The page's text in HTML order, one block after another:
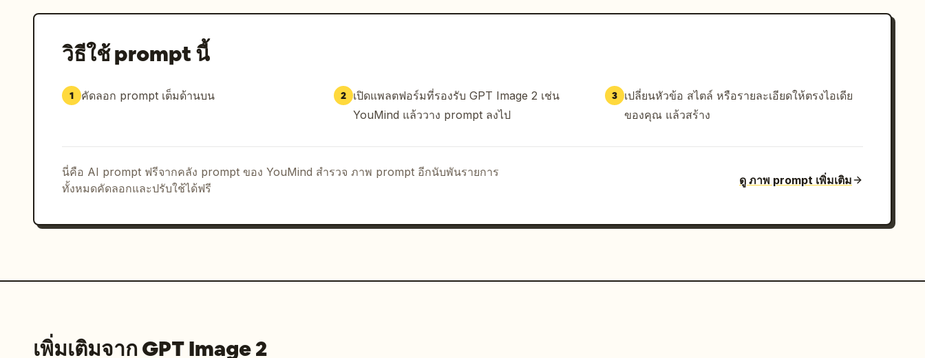
วิธีใช้ prompt นี้
1 คัดลอก prompt เต็มด้านบน 2 เปิดแพลตฟอร์มที่รองรับ GPT Image 2 เช่น
YouMind แล้ววาง prompt ลงไป
3
เปลี่ยนหัวข้อ สไตล์ หรือรายละเอียดให้ตรงไอเดีย
ของคุณ แล้วสร้าง
นี่คือ AI prompt ฟรีจากคลัง prompt ของ YouMind สำรวจ ภาพ prompt อีกนับพันรายการ
ทั้งหมดคัดลอกและปรับใช้ได้ฟรี
ดู ภาพ prompt เพิ่มเติม
เพิ่มเติมจาก GPT Image 2